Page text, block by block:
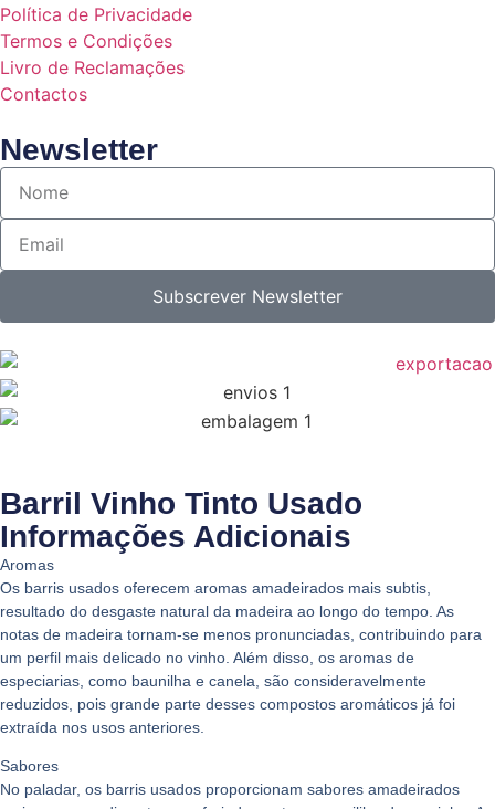
Política de Privacidade
Termos e Condições
Livro de Reclamações
Contactos
Newsletter
Subscrever Newsletter
Barril Vinho Tinto Usado
Informações Adicionais
Aromas
Os barris usados oferecem aromas amadeirados mais subtis,
resultado do desgaste natural da madeira ao longo do tempo. As
notas de madeira tornam-se menos pronunciadas, contribuindo para
um perfil mais delicado no vinho. Além disso, os aromas de
especiarias, como baunilha e canela , são consideravelmente
reduzidos, pois grande parte desses compostos aromáticos já foi
extraída nos usos anteriores.
Sabores
No paladar, os barris usados proporcionam sabores amadeirados